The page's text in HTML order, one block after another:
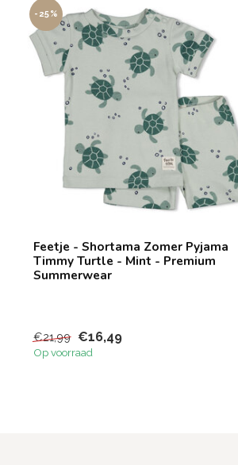
-25%
Feetje - Shortama Zomer Pyjama
Timmy Turtle - Mint - Premium
Summerwear
€21,99 €16,49
Op voorraad